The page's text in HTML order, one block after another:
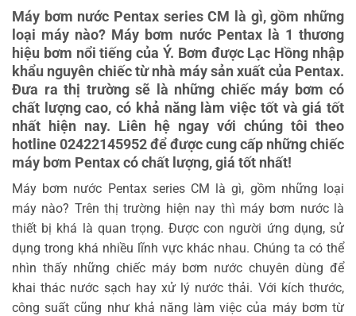
Máy bơm nước Pentax series CM là gì, gồm những
loại máy nào? Máy bơm nước Pentax là 1 thương
hiệu bơm nổi tiếng của Ý. Bơm được Lạc Hồng nhập
khẩu nguyên chiếc từ nhà máy sản xuất của Pentax.
Đưa ra thị trường sẽ là những chiếc máy bơm có
chất lượng cao, có khả năng làm việc tốt và giá tốt
nhất hiện nay. Liên hệ ngay với chúng tôi theo
hotline 02422145952 để được cung cấp những chiếc
máy bơm Pentax có chất lượng, giá tốt nhất!
Máy bơm nước Pentax series CM là gì, gồm những loại
máy nào? Trên thị trường hiện nay thì máy bơm nước là
thiết bị khá là quan trọng. Được con người ứng dụng, sử
dụng trong khá nhiều lĩnh vực khác nhau. Chúng ta có thể
nhìn thấy những chiếc máy bơm nước chuyên dùng để
khai thác nước sạch hay xử lý nước thải. Với kích thước,
công suất cũng như khả năng làm việc của máy bơm từ